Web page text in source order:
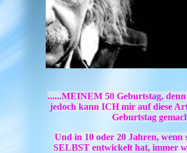
......MEINEM 50 Geburtstag, denn
jedoch kann ICH mir auf diese
Geburtstag
Und in 10 oder 20 Jahren,
SELBST entwickelt hat, immer